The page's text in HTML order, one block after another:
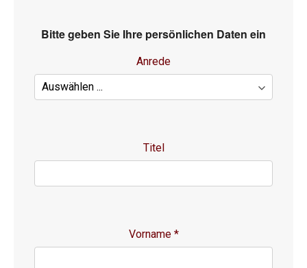
Bitte geben Sie Ihre persönlichen Daten ein
Anrede
Titel
Vorname *